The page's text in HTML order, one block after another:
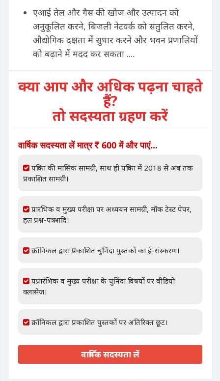
एआई तेल और गैस की खोज और उत्पादन को
अनुकूलित करने, बिजली नेटवर्क को संतुलित करने,
औद्योगिक दक्षता में सुधार करने और भवन प्रणालियों
को बढ़ाने में मदद कर सकता ....
क्या आप और अधिक पढ़ना चाहते
हैं?
तो सदस्यता ग्रहण करें
वार्षिक सदस्यता लें मात्र 600 में और पाएं...
पत्रिका की मासिक सामग्री, साथ ही पत्रिका में 2018 से अब तक
प्रकाशित सामग्री।
प्रारंभिक व मुख्य परीक्षा पर अध्ययन सामग्री, मॉक टेस्ट पेपर,
हल प्रश्न-पत्र आदि।
क्रॉनिकल द्वारा प्रकाशित चुनिंदा पुस्तकों का ई-संस्करण।
पप्रारंभिक व मुख्य परीक्षा के चुनिंदा विषयों पर वीडियो
क्लासेज़।
क्रॉनिकल द्वारा प्रकाशित पुस्तकों पर अतिरिक्त छूट।
वार्षिक सदस्यता लें